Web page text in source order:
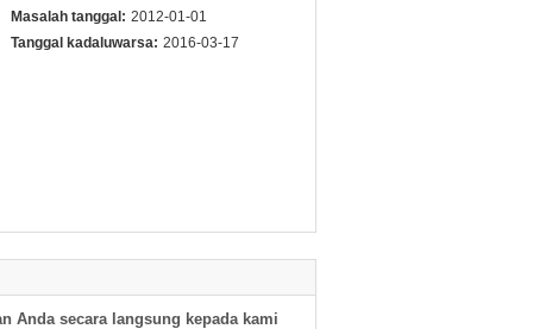
Masalah tanggal: 2012-01-01
Tanggal kadaluwarsa: 2016-03-17
Anda secara langsung kepada kami